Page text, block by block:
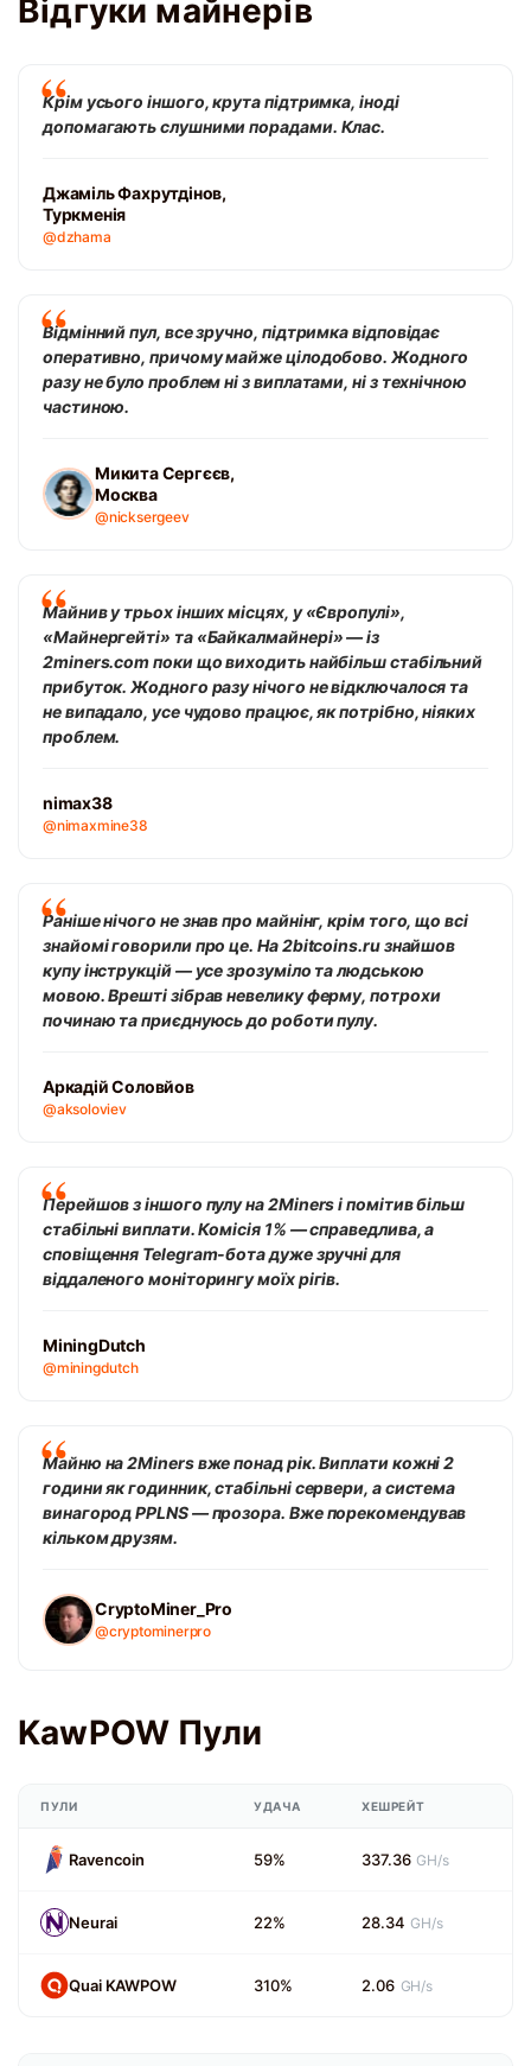
Відгуки майнерів
Крім усього іншого, крута підтримка, іноді
допомагають слушними порадами. Клас.
Джаміль Фахрутдінов,
Туркменія
@dzhama
Відмінний пул, все зручно, підтримка відповідає
оперативно, причому майже цілодобово. Жодного
разу не було проблем ні з виплатами, ні з технічною
частиною.
Микита Сергєєв,
Москва
@nicksergeev
Майнив у трьох інших місцях, у «Європулі»,
«Майнергейті» та «Байкалмайнері» — із
2miners.com поки що виходить найбільш стабільний
прибуток. Жодного разу нічого не відключалося та
не випадало, усе чудово працює, як потрібно, ніяких
проблем.
nimax38
@nimaxmine38
Раніше нічого не знав про майнінг, крім того, що всі
знайомі говорили про це. На 2bitcoins.ru знайшов
купу інструкцій — усе зрозуміло та людською
мовою. Врешті зібрав невелику ферму, потрохи
починаю та приєднуюсь до роботи пулу.
Аркадій Соловйов
@aksoloviev
Перейшов з іншого пулу на 2Miners і помітив більш
стабільні виплати. Комісія 1% — справедлива, а
сповіщення Telegram-бота дуже зручні для
віддаленого моніторингу моїх рігів.
MiningDutch
@miningdutch
Майню на 2Miners вже понад рік. Виплати кожні 2
години як годинник, стабільні сервери, а система
винагород PPLNS — прозора. Вже порекомендував
кільком друзям.
CryptoMiner_Pro
@cryptominerpro
KawPOW Пули
ПУЛИ УДАЧА ХЕШРЕЙТ
Ravencoin 59% 337.36 GH/s
Neurai 22% 28.34 GH/s
Quai KAWPOW 310% 2.06 GH/s